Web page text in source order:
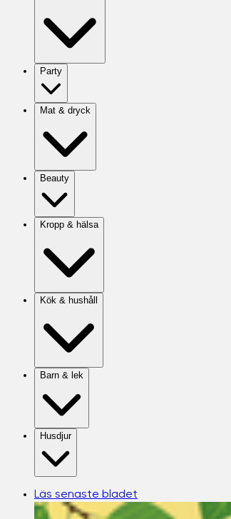
Party
Mat & dryck
Beauty
Kropp & hälsa
Kök & hushåll
Barn & lek
Husdjur
Läs senaste bladet